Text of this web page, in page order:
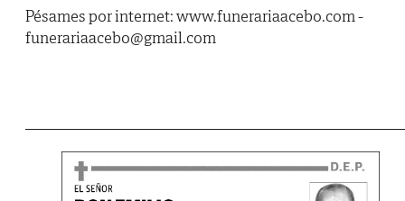
Pésames por internet: www.funerariaacebo.com -
funerariaacebo@gmail.com